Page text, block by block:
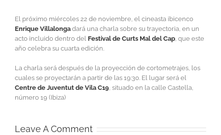
El próximo miércoles 22 de noviembre, el cineasta ibicenco
Enrique Villalonga dará una charla sobre su trayectoria, en un
acto incluido dentro del Festival de Curts Mal del Cap, que este
año celebra su cuarta edición.
La charla será después de la proyección de cortometrajes, los
cuales se proyectarán a partir de las 19:30. El lugar será el
Centre de Juventut de Vila C19, situado en la calle Castella,
número 19 (Ibiza)
Leave A Comment